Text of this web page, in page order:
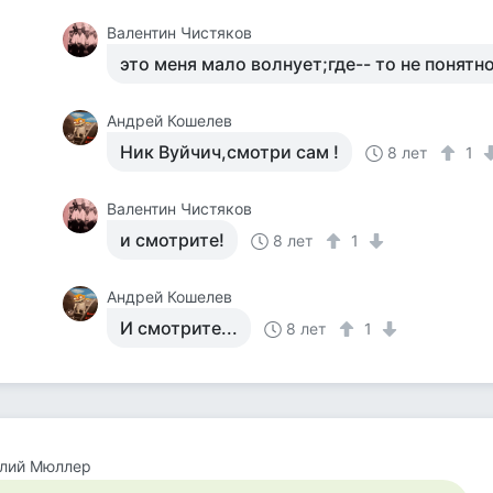
Валентин Чистяков
это меня мало волнует;где-- то не
Андрей Кошелев
Ник Вуйчич,смотри сам ! 8 лет 1
Валентин Чистяков
и смотрите! 8 лет 1
Андрей Кошелев
И смотрите... 8 лет 1
Мюллер